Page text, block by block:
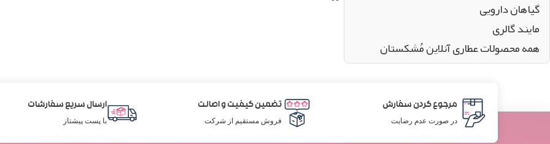
گیاهان دارویی
مایند گالری
همه محصولات عطاری آنلاین مُشکستان
مرجوع کردن سفارش
در صورت عدم رضایت
تضمین کیفیت و اصالت
فروش مستقیم از شرکت
ارسال سریع سفارشات
با پست پیشتاز